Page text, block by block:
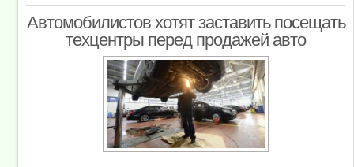
Автомобилистов хотят заставить посещать
техцентры перед продажей авто